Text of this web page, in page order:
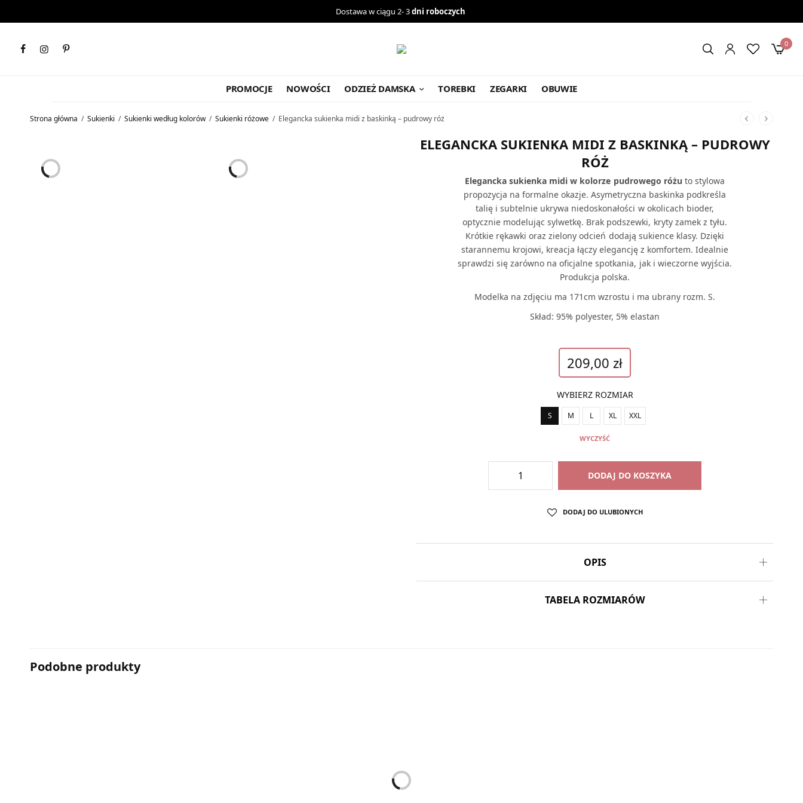
Dostawa w ciągu 2- 3dni roboczych
0
PROMOCJE NOWOŚCI ODZIEŻ DAMSKA TOREBKI ZEGARKI OBUWIE
Strona główna / Sukienki / Sukienki według kolorów / Sukienki różowe / Elegancka sukienka midi z baskinką – pudrowy róż
ELEGANCKA SUKIENKA MIDI Z BASKINKĄ – PUDROWY
RÓŻ
Elegancka sukienka midi w kolorze pudrowego różu to stylowa
propozycja na formalne okazje. Asymetryczna baskinka podkreśla
talię i subtelnie ukrywa niedoskonałości w okolicach bioder,
optycznie modelując sylwetkę. Brak podszewki, kryty zamek z tyłu.
Krótkie rękawki oraz zielony odcień dodają sukience klasy. Dzięki
starannemu krojowi, kreacja łączy elegancję z komfortem. Idealnie
sprawdzi się zarówno na oficjalne spotkania, jak i wieczorne wyjścia.
Produkcja polska.
Modelka na zdjęciu ma 171cm wzrostu i ma ubrany rozm. S.
Skład: 95% polyester, 5% elastan
209,00zł
WYBIERZ ROZMIAR
S M L XL XXL
WYCZYŚĆ
DODAJ DO KOSZYKA
DODAJ DO ULUBIONYCH
OPIS
TABELA ROZMIARÓW
Podobne produkty